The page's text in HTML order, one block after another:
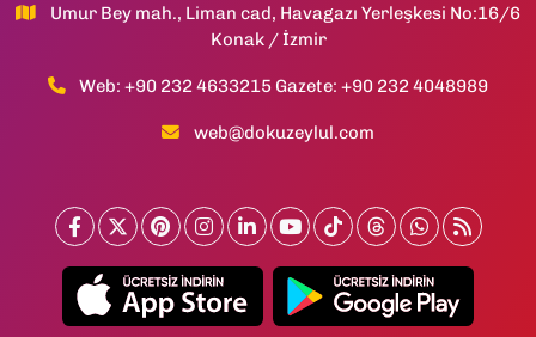
Umur Bey mah., Liman cad, Havagazı Yerleşkesi No:16/6
Konak / İzmir
Web: +90 232 4633215 Gazete: +90 232 4048989
web@dokuzeylul.com